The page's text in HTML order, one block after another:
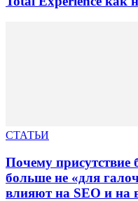
СТАТЬИ
Почему присутствие
больше не «для
влияют на SEO и на